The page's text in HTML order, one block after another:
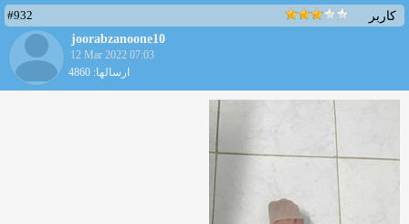
کاربر
#932
joorabzanoone10
12 Mar 2022 07:03
ارسالها: 4860